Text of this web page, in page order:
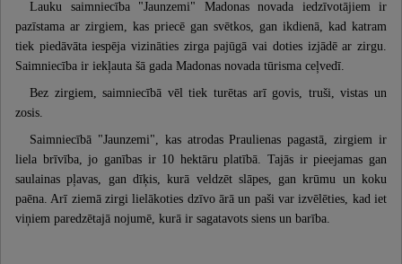
Lauku saimniecība "Jaunzemi" Madonas novada iedzīvotājiem ir
pazīstama ar zirgiem, kas priecē gan svētkos, gan ikdienā, kad katram
tiek piedāvāta iespēja vizināties zirga pajūgā vai doties izjādē ar zirgu.
Saimniecība ir iekļauta šā gada Madonas novada tūrisma ceļvedī.
Bez zirgiem, saimniecībā vēl tiek turētas arī govis, truši, vistas un
zosis.
Saimniecībā "Jaunzemi", kas atrodas Praulienas pagastā, zirgiem ir
liela brīvība, jo ganības ir 10 hektāru platībā. Tajās ir pieejamas gan
saulainas pļavas, gan dīķis, kurā veldzēt slāpes, gan krūmu un koku
paēna. Arī ziemā zirgi lielākoties dzīvo ārā un paši var izvēlēties, kad iet
viņiem paredzētajā nojumē, kurā ir sagatavots siens un barība.